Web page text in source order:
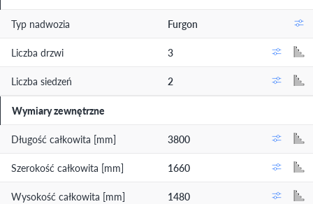
Typ nadwozia Furgon
Liczba drzwi 3
Liczba siedzeń 2
Wymiary zewnętrzne
Długość całkowita [mm] 3800
Szerokość całkowita [mm] 1660
Wysokość całkowita [mm] 1480